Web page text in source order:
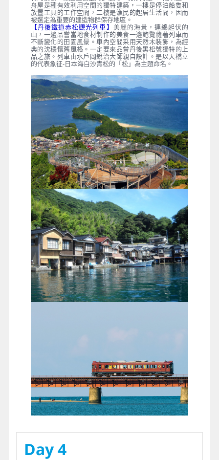
舟屋是種有效利用空間的獨特建築，一樓是停泊船隻和
放置工具的工作空間，二樓是漁民的起居生活間，因而
被選定為重要的建造物群保存地區。
【丹後鐵道赤松觀光列車】 美麗的海景，連綿起伏的
山，一邊品嘗當地食材制作的美食一邊飽覽隨著列車而
不斷變化的田園風景。車內空間采用天然木裝飾，為經
典的沈穩懷舊風格。一定要來品嘗丹後黑松號獨特的上
品之旅。列車由水戶岡銳治大師親自設計。是以天橋立
的代表象征-日本海白沙青松的「松」為主題命名。
Day 4